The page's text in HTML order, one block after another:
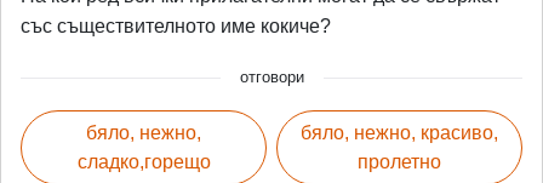
със съществителното име кокиче?
отговори
бяло, нежно,
сладко,горещо
бяло, нежно, красиво,
пролетно